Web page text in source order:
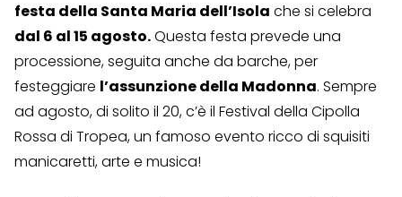
festa della Santa Maria dell’Isola che si celebra
dal 6 al 15 agosto.Questa festa prevede una
processione, seguita anche da barche, per
festeggiare l’assunzione della Madonna. Sempre
ad agosto, di solito il 20, c’è il Festival della Cipolla
Rossa di Tropea, un famoso evento ricco di squisiti
manicaretti, arte e musica!